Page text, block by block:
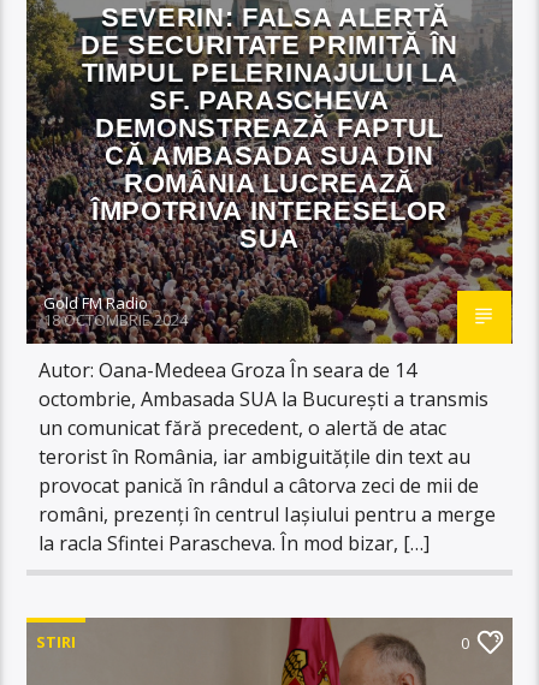
SEVERIN: FALSA ALERTĂ
DE SECURITATE PRIMITĂ ÎN
TIMPUL PELERINAJULUI LA
SF. PARASCHEVA
DEMONSTREAZĂ FAPTUL
CĂ AMBASADA SUA DIN
ROMÂNIA LUCREAZĂ
ÎMPOTRIVA INTERESELOR
SUA
Gold FM Radio
18 OCTOMBRIE 2024
Autor: Oana-Medeea Groza În seara de 14
octombrie, Ambasada SUA la București a transmis
un comunicat fără precedent, o alertă de atac
terorist în România, iar ambiguitățile din text au
provocat panică în rândul a câtorva zeci de mii de
români, prezenți în centrul Iașiului pentru a merge
la racla Sfintei Parascheva. În mod bizar, […]
STIRI 0